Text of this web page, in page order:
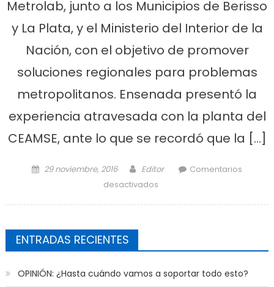
Metrolab, junto a los Municipios de Berisso
y La Plata, y el Ministerio del Interior de la
Nación, con el objetivo de promover
soluciones regionales para problemas
metropolitanos. Ensenada presentó la
experiencia atravesada con la planta del
CEAMSE, ante lo que se recordó que la […]
Posted on
29 noviembre, 2016 Author
Editor
Comentarios
desactivados
ENTRADAS RECIENTES
OPINIÓN: ¿Hasta cuándo vamos a soportar todo esto?